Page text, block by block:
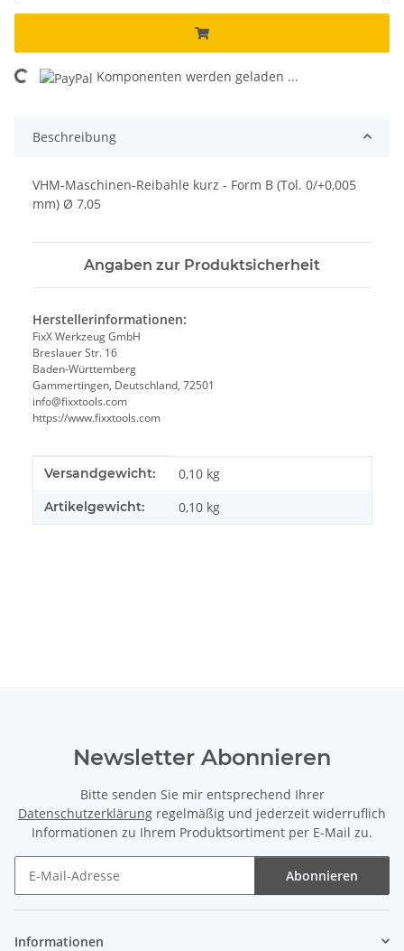
Loading... Komponenten werden geladen ...
Beschreibung
VHM-Maschinen-Reibahle kurz - Form B (Tol. 0/+0,005
mm) Ø 7,05
Angaben zur Produktsicherheit
Herstellerinformationen:
FixX Werkzeug GmbH
Breslauer Str. 16
Baden-Württemberg
Gammertingen, Deutschland, 72501
info@fixxtools.com
https://www.fixxtools.com
Produkteigenschaft
Wert
Versandgewicht: 0,10 kg
Artikelgewicht: 0,10 kg
Newsletter Abonnieren
Bitte senden Sie mir entsprechend Ihrer
Datenschutzerklärung regelmäßig und jederzeit widerruflich
Informationen zu Ihrem Produktsortiment per E-Mail zu.
Abonnieren
Informationen